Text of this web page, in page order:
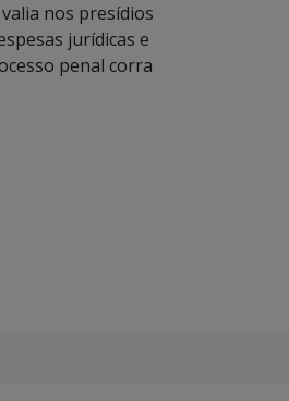
nos presídios
jurídicas e
penal corra